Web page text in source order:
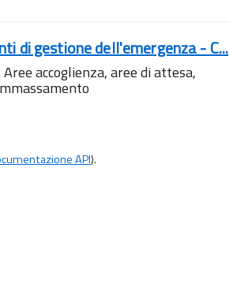
di gestione dell'emergenza - C...
accoglienza, aree di attesa,
API).